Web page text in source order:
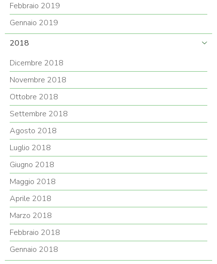
Febbraio 2019
Gennaio 2019
2018
Dicembre 2018
Novembre 2018
Ottobre 2018
Settembre 2018
Agosto 2018
Luglio 2018
Giugno 2018
Maggio 2018
Aprile 2018
Marzo 2018
Febbraio 2018
Gennaio 2018